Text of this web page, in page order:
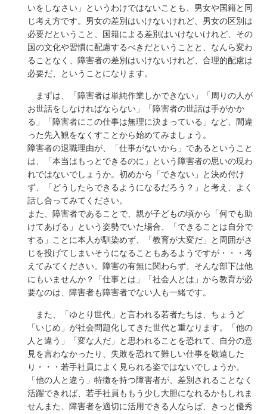
いをしなさい」というわけではないことも、男女や国籍と同
じ考え方です。男女の差別はいけないけれど、男女の区別は
必要だということ、国籍による差別はいけないけれど、その
国の文化や習慣に配慮するべきだということと、なんら変わ
ることなく、障害者の差別はいけないけれど、合理的配慮は
必要だ、ということになります。
まずは、「障害者は単純作業しかできない」「周りの人が
お世話をしなければならない」「障害者の世話は手がかか
る」「障害者にこの仕事は無理に決まっている」など、間違
った先入観をなくすことから始めてみましょう。
障害者の退職理由が、「仕事がないから」であるということ
は、「本当はもっとできるのに」という障害者の思いの現わ
れではないでしょうか。初めから「できない」と決め付け
ず、「どうしたらできるようになるだろう？」と考え、よく
話し合ってみてください。
また、障害者であることで、親が子どもの頃から「何でも助
けてあげる」という姿勢でいた場合、「できることは自分で
する」ことに本人が馴染めず、「教育が大変だ」と周囲がさ
じを投げてしまいそうになることもあるようですが・・・考
えてみてください。障害の有無に関わらず、そんな部下は他
にもいませんか？「仕事とは」「社会人とは」から教育が必
要なのは、障害者も障害者でない人も一緒です。
また、「ゆとり世代」と言われる若者たちは、ちょうど
「いじめ」が社会問題化してきた世代と重なります。「他の
人と違う」「変な人だ」と思われることを恐れて、自分の意
見を言わなかったり、失敗を恐れて難しい仕事を敬遠した
り・・・若手社員によく見られる姿ではないでしょうか。
「他の人と違う」特徴を持つ障害者が、差別されることなく
活躍できれば、若手社員ももう少し大胆になれるかもしれま
せんまた、障害者を適切に活用できる人ならば、きっと優秀